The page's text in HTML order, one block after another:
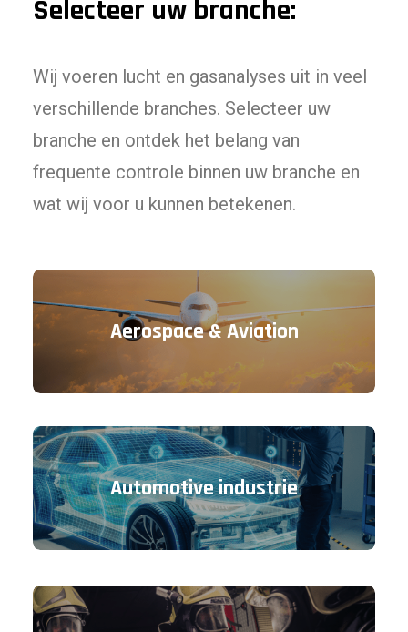
Selecteer uw branche:
Wij voeren lucht en gasanalyses uit in veel
verschillende branches. Selecteer uw
branche en ontdek het belang van
frequente controle binnen uw branche en
wat wij voor u kunnen betekenen.
Aerospace & Aviation
Automotive industrie